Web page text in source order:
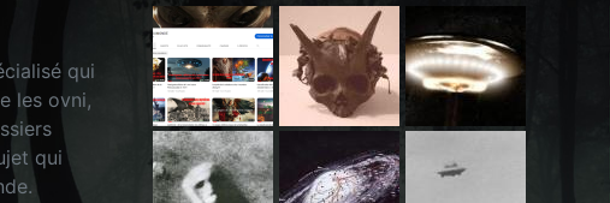
qui
les ovni,
qui